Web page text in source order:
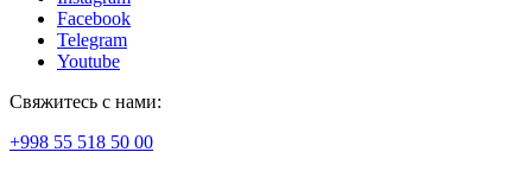
Facebook
Telegram
Youtube
Свяжитесь с нами:
+998 55 518 50 00